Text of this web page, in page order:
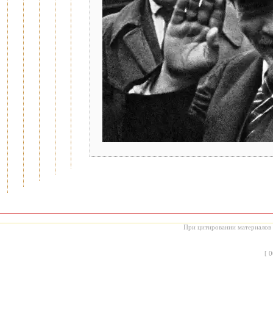
При цитировании материалов
[